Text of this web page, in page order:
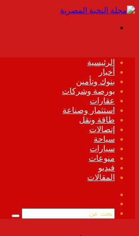
الرئيسية
أخبار
بنوك وتأمين
بورصة وشركات
عقارات
استثمار وصناعة
طاقة ونقل
إتصالات
سياحة
سيارات
منوعات
فيديو
المقالات
الموقع
بحث